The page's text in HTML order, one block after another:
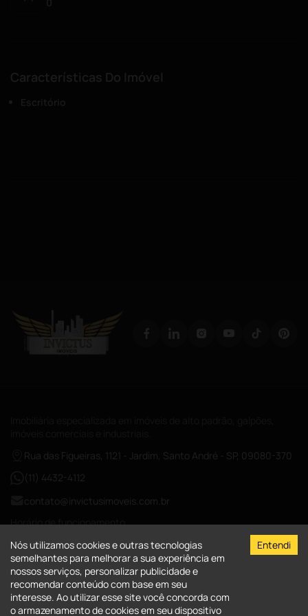
Características Do Imóvel
Rua das Figueiras, 1121 - Jardim, Santo André - SP, 09080-370
(11) 4432-4112
contato@invictusimoveis.com.br
Horário de funcionamento
Segunda a sexta das 08:00-18:00
Sábados das 09:00-13:00
CRECI-026017-J
A Invictus Imóveis
Nós utilizamos cookies e outras tecnologias
semelhantes para melhorar a sua experiência em
nossos serviços, personalizar publicidade e
recomendar conteúdo com base em seu
interesse. Ao utilizar esse site você concorda com
o armazenamento de cookies em seu dispositivo
Entendi